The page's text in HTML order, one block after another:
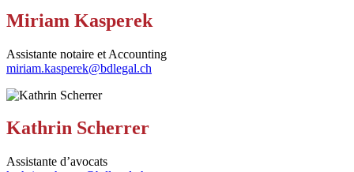
Miriam Kasperek
Assistante notaire et Accounting
miriam.kasperek@bdlegal.ch
Kathrin Scherrer
Assistante d’avocats